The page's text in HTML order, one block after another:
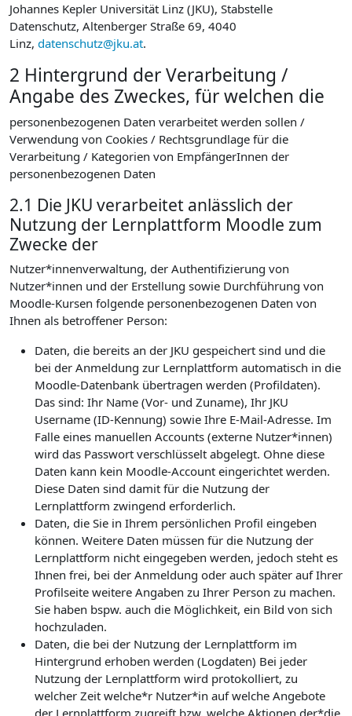
Johannes Kepler Universität Linz (JKU), Stabstelle
Datenschutz, Altenberger Straße 69, 4040
Linz, datenschutz@jku.at.
2 Hintergrund der Verarbeitung /
Angabe des Zweckes, für welchen die
personenbezogenen Daten verarbeitet werden sollen /
Verwendung von Cookies / Rechtsgrundlage für die
Verarbeitung / Kategorien von EmpfängerInnen der
personenbezogenen Daten
2.1 Die JKU verarbeitet anlässlich der
Nutzung der Lernplattform Moodle zum
Zwecke der
Nutzer*innenverwaltung, der Authentifizierung von
Nutzer*innen und der Erstellung sowie Durchführung von
Moodle-Kursen folgende personenbezogenen Daten von
Ihnen als betroffener Person:
Daten, die bereits an der JKU gespeichert sind und die
bei der Anmeldung zur Lernplattform automatisch in die
Moodle-Datenbank übertragen werden (Profildaten).
Das sind: Ihr Name (Vor- und Zuname), Ihr JKU
Username (ID-Kennung) sowie Ihre E-Mail-Adresse. Im
Falle eines manuellen Accounts (externe Nutzer*innen)
wird das Passwort verschlüsselt abgelegt. Ohne diese
Daten kann kein Moodle-Account eingerichtet werden.
Diese Daten sind damit für die Nutzung der
Lernplattform zwingend erforderlich.
Daten, die Sie in Ihrem persönlichen Profil eingeben
können. Weitere Daten müssen für die Nutzung der
Lernplattform nicht eingegeben werden, jedoch steht es
Ihnen frei, bei der Anmeldung oder auch später auf Ihrer
Profilseite weitere Angaben zu Ihrer Person zu machen.
Sie haben bspw. auch die Möglichkeit, ein Bild von sich
hochzuladen.
Daten, die bei der Nutzung der Lernplattform im
Hintergrund erhoben werden (Logdaten) Bei jeder
Nutzung der Lernplattform wird protokolliert, zu
welcher Zeit welche*r Nutzer*in auf welche Angebote
der Lernplattform zugreift bzw. welche Aktionen der*die